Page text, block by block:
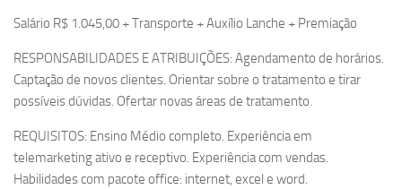
Salário R$ 1.045,00 + Transporte + Auxílio Lanche + Premiação
RESPONSABILIDADES E ATRIBUIÇÕES: Agendamento de horários.
Captação de novos clientes. Orientar sobre o tratamento e tirar
possíveis dúvidas. Ofertar novas áreas de tratamento.
REQUISITOS: Ensino Médio completo. Experiência em
telemarketing ativo e receptivo. Experiência com vendas.
Habilidades com pacote office: internet, excel e word.